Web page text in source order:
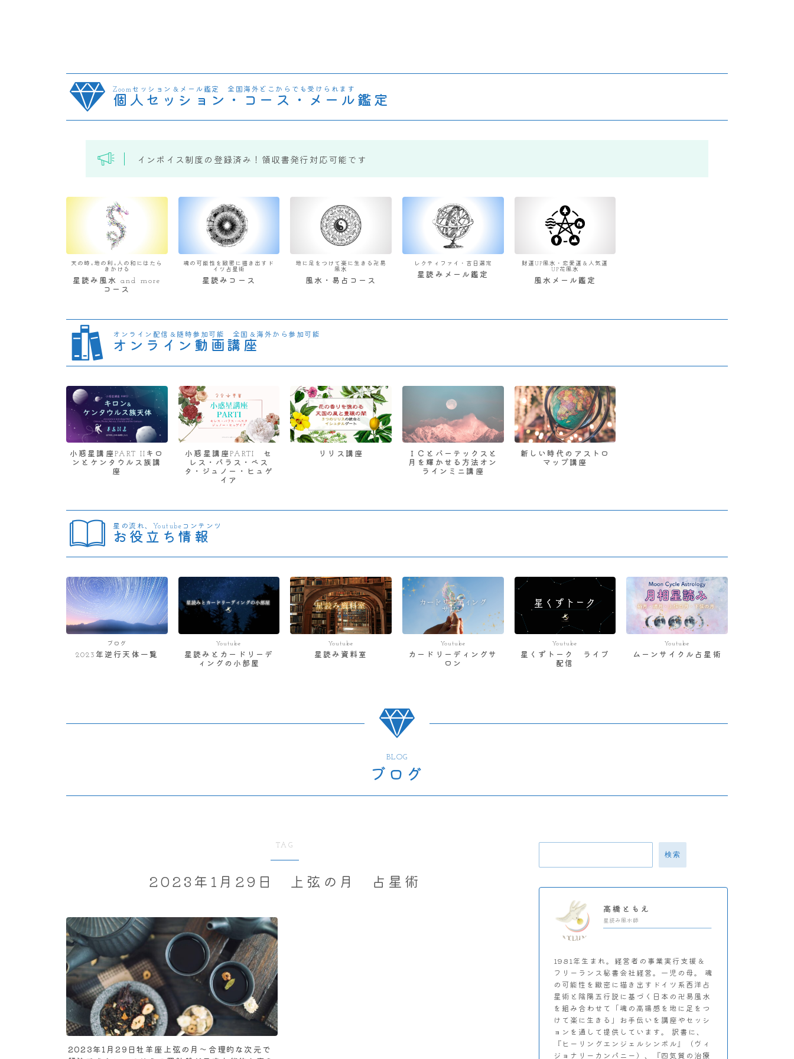
Zoomセッション＆メール鑑定 全国海外どこからでも受けられます
個人セッション・コース・メール鑑定
インボイス制度の登録済み！領収書発行対応可能です
天の時×地の利×人の和にはたら
きかける
星読み風水 and more
コース
魂の可能性を緻密に描き出すド
イツ占星術
星読みコース
地に足をつけて楽に生きる卍易
風水
風水・易占コース
レクティファイ・吉日選定
星読みメール鑑定
財運UP風水・恋愛運＆人気運
UP花風水
風水メール鑑定
オンライン配信＆随時参加可能 全国＆海外から参加可能
オンライン動画講座
小惑星講座PART IIキロ
ンとケンタウルス族講
座
小惑星講座PARTI セ
レス・パラス・ベス
タ・ジュノー・ヒュゲ
イア
リリス講座
ＩＣとバーテックスと
月を輝かせる方法オン
ラインミニ講座
新しい時代のアストロ
マップ講座
星の流れ、Youtubeコンテンツ
お役立ち情報
ブログ
2023年逆行天体一覧
Youtube
星読みとカードリーデ
ィングの小部屋
Youtube
星読み資料室
Youtube
カードリーディングサ
ロン
Youtube
星くずトーク ライブ
配信
Youtube
ムーンサイクル占星術
BLOG
ブログ
TAG
2023年1月29日 上弦の月 占星術
2023年1月29日牡羊座上弦の月～合理的な次元で
検索
高橋ともえ
星読み風水師
1981年生まれ。経営者の事業実行支援＆
フリーランス秘書会社経営。一児の母。 魂
の可能性を緻密に描き出すドイツ系西洋占
星術と陰陽五行説に基づく日本の卍易風水
を組み合わせて「魂の高揚感を地に足をつ
けて楽に生きる」お手伝いを講座やセッシ
ョンを通して提供しています。 訳書に、
『ヒーリングエンジェルシンボル』（ヴィ
ジョナリーカンパニー）、『四気質の治療